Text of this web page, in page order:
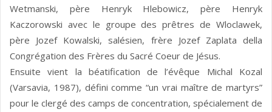
Wetmanski, père Henryk Hlebowicz, père Henryk
Kaczorowski avec le groupe des prêtres de Wloclawek,
père Jozef Kowalski, salésien, frère Jozef Zaplata della
Congrégation des Frères du Sacré Coeur de Jésus.
Ensuite vient la béatification de l’évêque Michal Kozal
(Varsavia, 1987), défini comme “un vrai maître de martyrs”
pour le clergé des camps de concentration, spécialement de